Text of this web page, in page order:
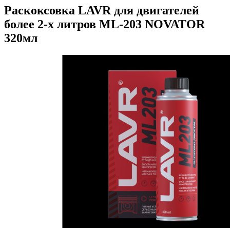
Раскоксовка LAVR для двигателей
более 2-х литров ML-203 NOVATOR
320мл